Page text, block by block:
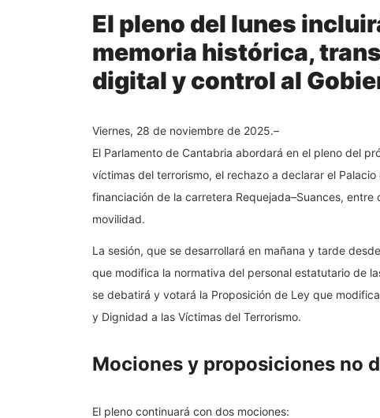
El pleno del lunes
memoria histórica,
digital y control al
Viernes, 28 de noviembre de 2025.–
El Parlamento de Cantabria abordará en el pleno del
víctimas del terrorismo, el rechazo a declarar el
financiación de la carretera Requejada–Suances,
movilidad.
La sesión, que se desarrollará en mañana y tarde
que modifica la normativa del personal estatutario de
se debatirá y votará la Proposición de Ley que
y Dignidad a las Víctimas del Terrorismo.
Mociones y proposiciones no
El pleno continuará con dos mociones: